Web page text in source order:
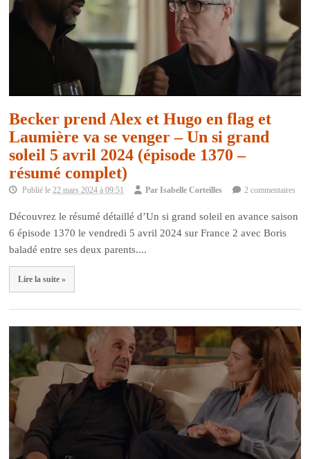
Becker prend Alex et Hugo en flag et
Laumière va se venger – Un si grand
soleil 5 avril 2024 (épisode 1370 –
résumé complet)
Publié le 22 mars 2024 à 09:51 ParIsabelle Corteilles 2 commentaires
Découvrez le résumé détaillé d’Un si grand soleil en avance saison
6 épisode 1370 le vendredi 5 avril 2024 sur France 2 avec Boris
baladé entre ses deux parents....
Lire la suite »